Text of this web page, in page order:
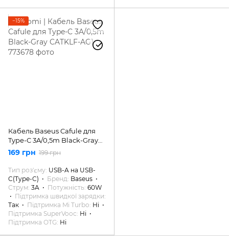
−15%
Кабель Baseus Cafule для
Type-C 3A/0,5m Black-Gray
CATKLF-AG1
169 грн 199 грн
Тип роз'єму USB-A на USB-
C(Type-C)
Бренд Baseus
Струм 3A Потужність 60W
Підтримка швидкої зарядки
Так
Підтримка Mi Turbo Ні
Підтримка SuperVooc Ні
Підтримка OTG Ні